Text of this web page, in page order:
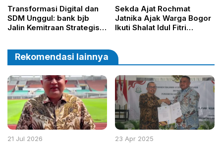
Transformasi Digital dan
SDM Unggul: bank bjb
Jalin Kemitraan Strategis
Sekda Ajat Rochmat
Jatnika Ajak Warga Bogor
Ikuti Shalat Idul Fitri
Rekomendasi lainnya
21 Jul 2026 23 Apr 2025